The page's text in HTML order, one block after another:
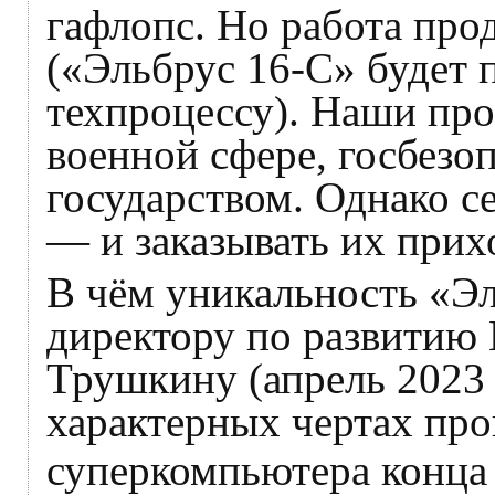
гафлопс. Но работа
(«Эльбрус 16‑С» будет
техпроцессу). Наши
военной сфере,
государством. Однако
— и заказывать их
В чём уникальность
директору по
Трушкину (апрель 2023
характерных чертах
суперкомпьютера